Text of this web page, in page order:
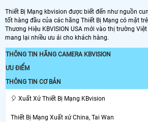
Thiết Bị Mạng kbvision được biết đến như nguồn
tốt hàng đầu của các hãng Thiết Bị Mạng có mặt
Thương Hiệu KBVISION USA mới vào thị trường
mang lại nhiều ưu ái cho khách hàng.
THÔNG TIN HÃNG CAMERA KBVISION
ƯU ĐIỂM
THÔNG TIN CƠ BẢN
️🎈 Xuất Xứ Thiết Bị Mạng KBvision
Thiết Bị Mạng Xuất xứ China, Tai Wan